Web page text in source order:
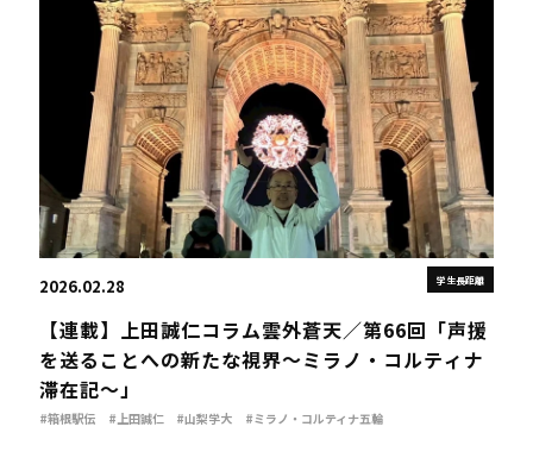
学生長距離
2026.02.28
【連載】上田誠仁コラム雲外蒼天／第66回「声援
を送ることへの新たな視界～ミラノ・コルティナ
滞在記～」
#箱根駅伝 #上田誠仁 #山梨学大 #ミラノ・コルティナ五輪